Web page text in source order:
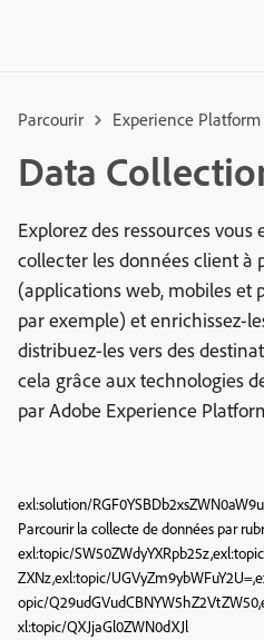
Parcourir Experience Platform
Data
Explorez des ressources
collecter les données client à
(applications web, mobiles
par exemple) et enrichissez-
distribuez-les vers des
cela grâce aux technologies
par Adobe Experience
exl:solution/RGF0YSBDb2xsZWN0aW9u
Parcourir la collecte de données par
exl:topic/
ZXNz,exl:topic/
opic/
xl:topic/QXJjaGl0ZWN0dXJl